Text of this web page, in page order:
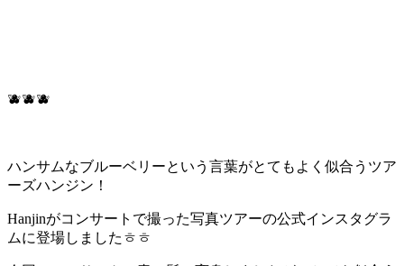
🫐🫐🫐
ハンサムなブルーベリーという言葉がとてもよく似合うツア
ーズハンジン！
Hanjinがコンサートで撮った写真ツアーの公式インスタグラ
ムに登場しましたㅎㅎ